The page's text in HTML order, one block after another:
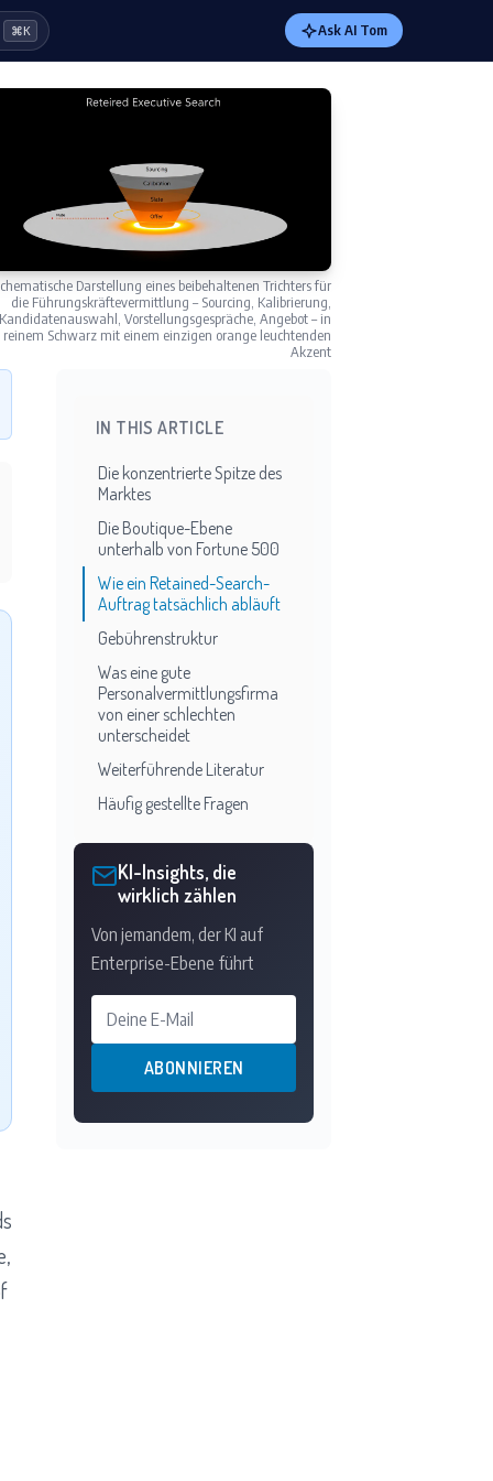
⌘K Ask AI Tom
Darstellung eines beibehaltenen Trichters für
die Führungskräftevermittlung – Sourcing, Kalibrierung,
Kandidatenauswahl, Vorstellungsgespräche, Angebot – in
reinem Schwarz mit einem einzigen orange leuchtenden
Akzent
IN THIS ARTICLE
Die konzentrierte Spitze des
Marktes
Die Boutique-Ebene
unterhalb von Fortune 500
Wie ein Retained-Search-
Auftrag tatsächlich abläuft
Gebührenstruktur
Was eine gute
Personalvermittlungsfirma
von einer schlechten
unterscheidet
Weiterführende Literatur
Häufig gestellte Fragen
KI-Insights, die
wirklich zählen
Von jemandem, der KI auf
Enterprise-Ebene führt
Deine E-Mail
ABONNIEREN